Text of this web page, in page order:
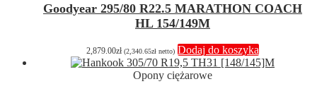
Goodyear 295/80 R22.5 MARATHON COACH
HL 154/149M
2,879.00zł (2,340.65zł netto) Dodaj do koszyka
Opony ciężarowe